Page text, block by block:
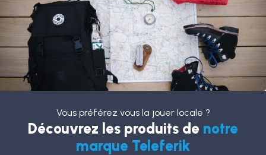
Vous préférez vous la jouer locale ?
Découvrez les produits de notre
marque Teleferik